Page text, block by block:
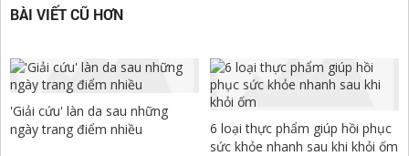
BÀI VIẾT CŨ HƠN
'Giải cứu' làn da sau những
ngày trang điểm nhiều
6 loại thực phẩm giúp hồi phục
sức khỏe nhanh sau khi khỏi ốm